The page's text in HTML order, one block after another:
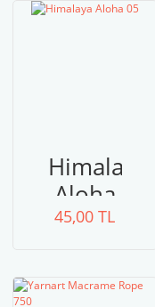
Himalaya
Aloha
05
45,00 TL